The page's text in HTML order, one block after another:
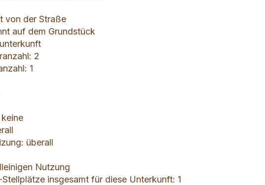
von der Straße
auf dem Grundstück
2
1
überall
Nutzung
insgesamt für diese Unterkunft: 1